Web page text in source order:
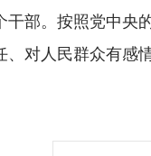
干部。按照党中央
对人民群众有感